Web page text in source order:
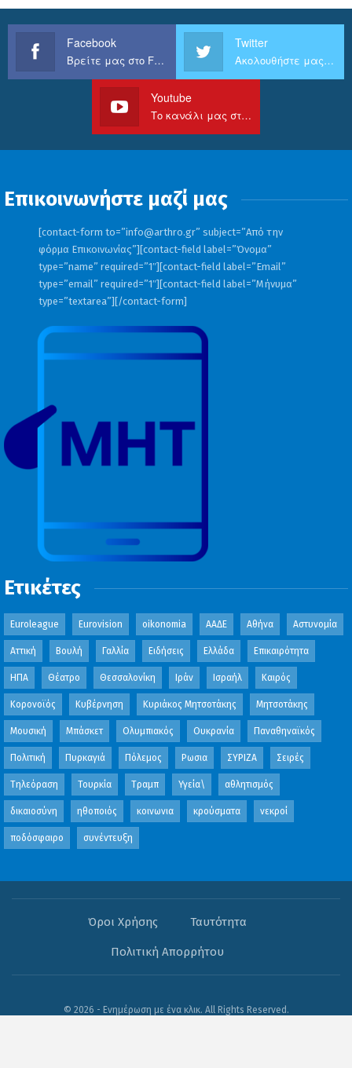
Facebook
Βρείτε μας στο Facebook
Twitter
Ακολουθήστε μας στο Twitter
Youtube
Το κανάλι μας στο Youtube
Επικοινωνήστε μαζί μας
[contact-form to=”info@arthro.gr” subject=”Από την
φόρμα Επικοινωνίας”][contact-field label=”Όνομα”
type=”name” required=”1″][contact-field label=”Email”
type=”email” required=”1″][contact-field label=”Μήνυμα”
type=”textarea”][/contact-form]
Ετικέτες
Euroleague Eurovision oikonomia ΑΑΔΕ Αθήνα Αστυνομία
Αττική Βουλή Γαλλία Ειδήσεις Ελλάδα Επικαιρότητα
ΗΠΑ Θέατρο Θεσσαλονίκη Ιράν Ισραήλ Καιρός
Κορονοϊός Κυβέρνηση Κυριάκος Μητσοτάκης Μητσοτάκης
Μουσική Μπάσκετ Ολυμπιακός Ουκρανία Παναθηναϊκός
Πολιτική Πυρκαγιά Πόλεμος Ρωσια ΣΥΡΙΖΑ Σειρές
Τηλεόραση Τουρκία Τραμπ Υγεία\ αθλητισμός
δικαιοσύνη ηθοποιός κοινωνια κρούσματα νεκροί
ποδόσφαιρο συνέντευξη
Όροι Χρήσης Ταυτότητα
Πολιτική Απορρήτου
© 2026 - Ενημέρωση με ένα κλικ. All Rights Reserved.